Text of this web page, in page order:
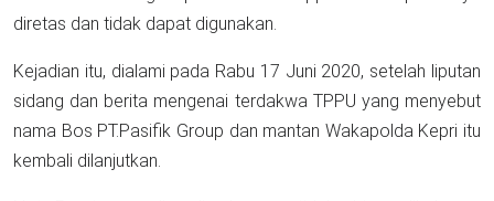
diretas dan tidak dapat digunakan.
Kejadian itu, dialami pada Rabu 17 Juni 2020, setelah liputan
sidang dan berita mengenai terdakwa TPPU yang menyebut
nama Bos PT.Pasifik Group dan mantan Wakapolda Kepri itu
kembali dilanjutkan.